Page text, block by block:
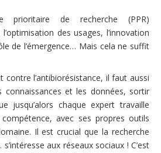
prioritaire de recherche (PPR)
des usages, l’innovation
de l’émergence… Mais cela ne suffit
l’antibiorésistance, il faut aussi
connaissances et les données, sortir
jusqu’alors chaque expert travaille
avec ses propres outils
Il est crucial que la recherche
aux réseaux sociaux ! C’est